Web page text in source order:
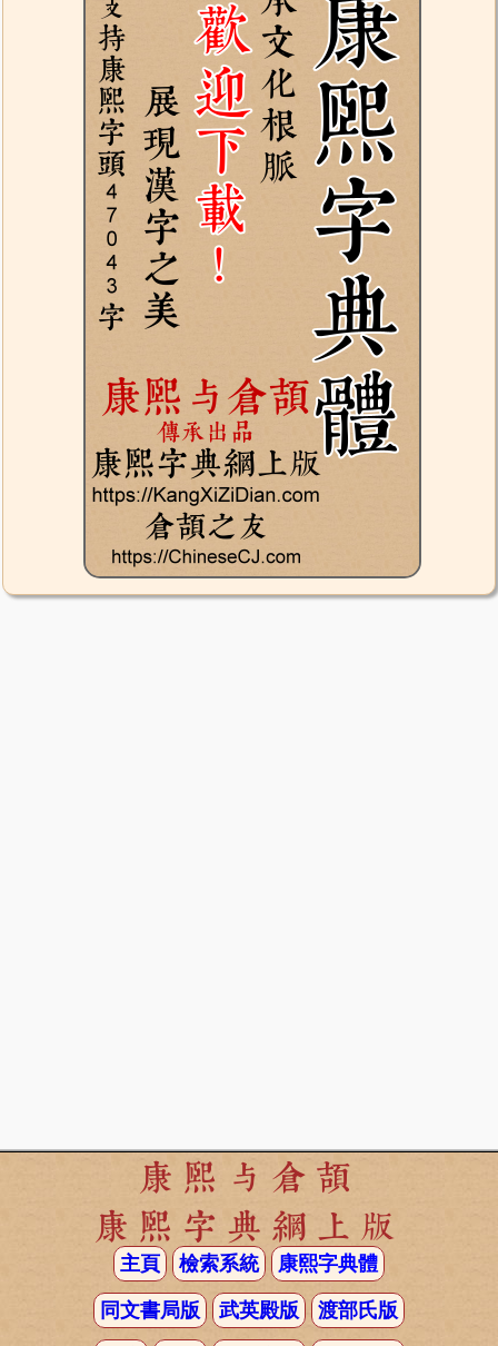
康熙与倉頡
康熙字典網上版
主頁 檢索系統 康熙字典體
同文書局版 武英殿版 渡部氏版